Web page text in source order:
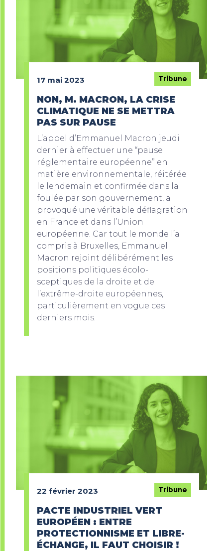
17 mai 2023 Tribune
NON, M. MACRON, LA CRISE
CLIMATIQUE NE SE METTRA
PAS SUR PAUSE
L’appel d’Emmanuel Macron jeudi
dernier à effectuer une “pause
réglementaire européenne” en
matière environnementale, réitérée
le lendemain et confirmée dans la
foulée par son gouvernement, a
provoqué une véritable déflagration
en France et dans l’Union
européenne. Car tout le monde l’a
compris à Bruxelles, Emmanuel
Macron rejoint délibérément les
positions politiques écolo-
sceptiques de la droite et de
l’extrême-droite européennes,
particulièrement en vogue ces
derniers mois.
22 février 2023 Tribune
PACTE INDUSTRIEL VERT
EUROPÉEN : ENTRE
PROTECTIONNISME ET LIBRE-
ÉCHANGE, IL FAUT CHOISIR !